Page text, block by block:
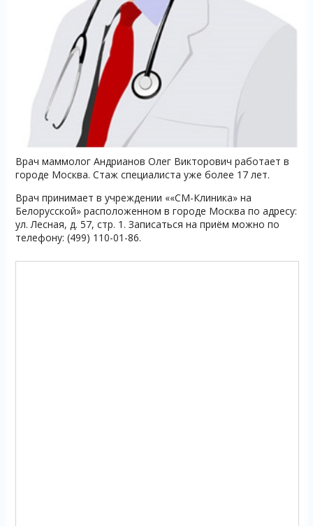
Врач маммолог Андрианов Олег Викторович работает в
городе Москва. Стаж специалиста уже более 17 лет.
Врач принимает в учреждении ««СМ-Клиника» на
Белорусской» расположенном в городе Москва по адресу:
ул. Лесная, д. 57, стр. 1. Записаться на приём можно по
телефону: (499) 110-01-86.